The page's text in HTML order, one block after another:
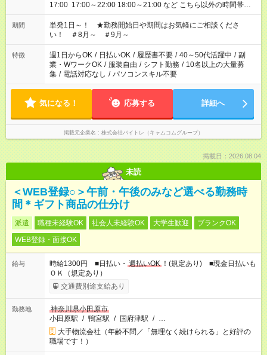
17:00 17:00～22:00 18:00～21:00 など こちら以外の時間帯も
お気軽にご相談ください！
期間
単発1日～！ ★勤務開始日や期間はお気軽にご相談くださ
い！ ＃8月～ ＃9月～
特徴 週1日からOK / 日払いOK / 履歴書不要 / 40～50代活躍中 / 副
業・WワークOK / 服装自由 / シフト勤務 / 10名以上の大量募
集 / 電話対応なし / パソコンスキル不要
気になる！ 応募する 詳細へ
掲載元企業名 株式会社バイトレ（キャムコムグループ）
掲載日：2026.08.04
未読
＜WEB登録○＞午前・午後のみなど選べる勤務時
間＊ギフト商品の仕分け
派遣 職種未経験OK 社会人未経験OK 大学生歓迎
ブランクOK
WEB登録・面接OK
給与 時給1300円 ■日払い・ 週払いOK ！(規定あり) ■現金日払いも
ＯＫ（規定あり）
交通費別途支給あり
勤務地
神奈川県小田原市
小田原駅 / 鴨宮駅 / 国府津駅 / …
大手物流会社（年齢不問／「無理なく続けられる」と好評の
職場です！）